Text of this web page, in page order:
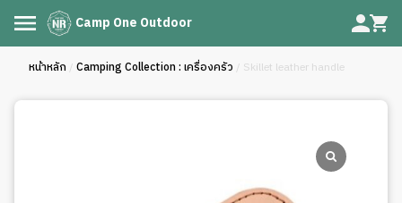
Camp One Outdoor
หน้าหลัก / Camping Collection : เครื่องครัว / Skillet leather handle